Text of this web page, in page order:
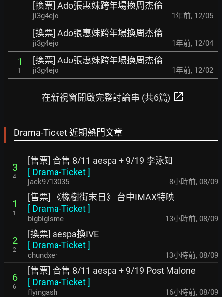
[換票] Ado張惠妹跨年場換周杰倫
ji3g4ejo 1年前, 12/05
[換票] Ado張惠妹跨年場換周杰倫
ji3g4ejo 1年前, 12/04
1
1
[換票] Ado張惠妹跨年場換周杰倫
ji3g4ejo 1年前, 12/02
在新視窗開啟完整討論串 (共6篇) open_in_new
Drama-Ticket 近期熱門文章
3
4
[售票] 合售 8/11 aespa + 9/19 李泳知
[ Drama-Ticket]
jack9713035 8小時前, 08/09
1
1
[售票] 《橡樹街末日》 台中IMAX特映
[ Drama-Ticket]
bigbigisme 13小時前, 08/09
2
2
[換票] aespa換IVE
[ Drama-Ticket]
chundxer 13小時前, 08/09
6
6
[售票] 合售 8/11 aespa + 9/19 Post Malone
[ Drama-Ticket]
flyingash 16小時前, 08/09